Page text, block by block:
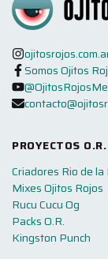
Somos Ojitos
PROYECTOS O.R.
Criadores Rio de
Mixes Ojitos Rojos
Rucu Cucu Og
Packs O.R.
Kingston Punch